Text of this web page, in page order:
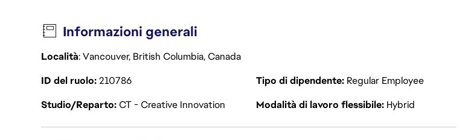
Informazioni generali
Località: Vancouver, British Columbia, Canada
ID del ruolo210786 Tipo di dipendente Regular Employee
Studio/RepartoCT - Creative Innovation Modalità di lavoro flessibile Hybrid